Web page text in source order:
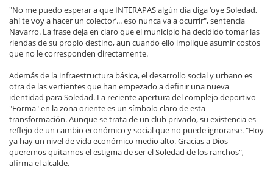
"No me puedo esperar a que INTERAPAS algún día diga ‘oye Soledad,
ahí te voy a hacer un colector’... eso nunca va a ocurrir", sentencia
Navarro. La frase deja en claro que el municipio ha decidido tomar las
riendas de su propio destino, aun cuando ello implique asumir costos
que no le corresponden directamente.
Además de la infraestructura básica, el desarrollo social y urbano es
otra de las vertientes que han empezado a definir una nueva
identidad para Soledad. La reciente apertura del complejo deportivo
"Forma" en la zona oriente es un símbolo claro de esta
transformación. Aunque se trata de un club privado, su existencia es
reflejo de un cambio económico y social que no puede ignorarse. "Hoy
ya hay un nivel de vida económico medio alto. Gracias a Dios
queremos quitarnos el estigma de ser el Soledad de los ranchos",
afirma el alcalde.